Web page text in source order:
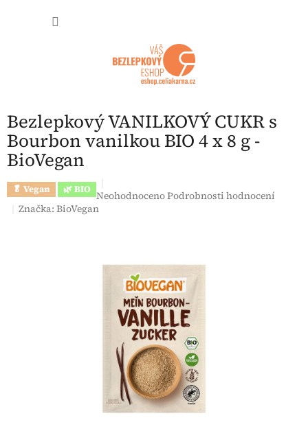
Bezlepkový VANILKOVÝ CUKR s
Bourbon vanilkou BIO 4 x 8 g -
BioVegan
🥬 Vegan 🌿 BIO Průměrné hodnocení produktu je 0,0 z 5
NeohodnocenoPodrobnosti hodnocení
Značka:BioVegan